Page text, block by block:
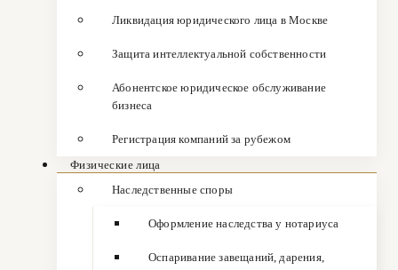
Ликвидация юридического лица в Москве
Защита интеллектуальной собственности
Абонентское юридическое обслуживание
бизнеса
Регистрация компаний за рубежом
Физические лица
Наследственные споры
Оформление наследства у нотариуса
Оспаривание завещаний, дарения,